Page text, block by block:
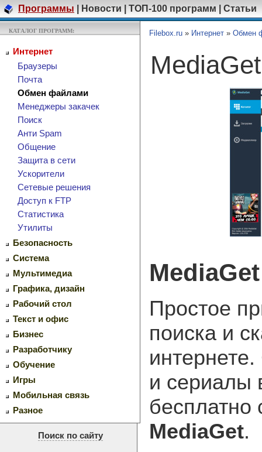
Программы Новости ТОП-100 программ Статьи
КАТАЛОГ ПРОГРАММ:
Интернет
Браузеры
Почта
Обмен файлами
Менеджеры закачек
Поиск
Анти Spam
Общение
Защита в сети
Ускорители
Сетевые решения
Доступ к FTP
Cтатистика
Утилиты
Безопасность
Система
Мультимедиа
Графика, дизайн
Рабочий стол
Текст и офис
Бизнес
Разработчику
Обучение
Игры
Мобильная связь
Разное
Поиск по сайту
Filebox.ru » Интернет » Обмен
MediaGet
Простое
поиска и
и сериалы
бесплатно
MediaGet.